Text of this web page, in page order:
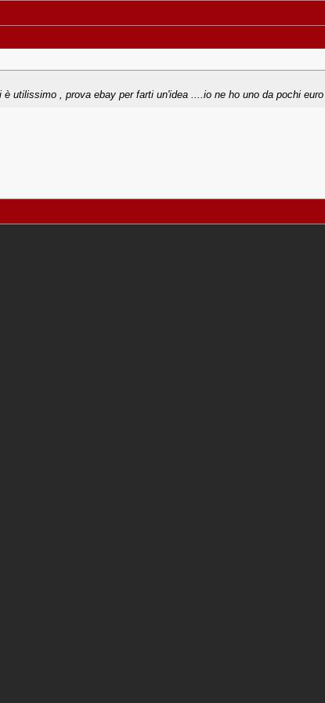
utilissimo , prova ebay per farti un'idea ....io ne ho uno da pochi euro